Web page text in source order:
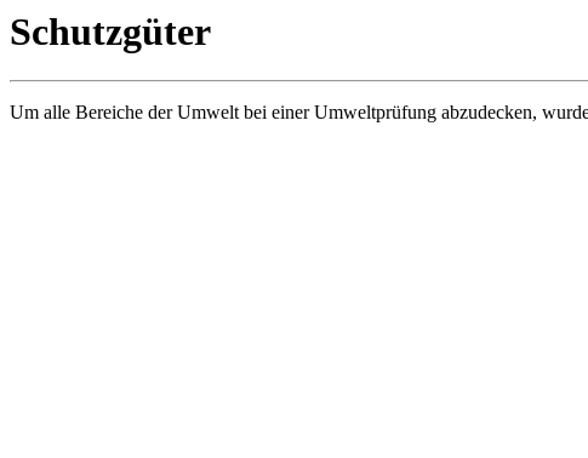
Schutzgüter
Um alle Bereiche der Umwelt bei einer Umweltprüfung abzudecken,